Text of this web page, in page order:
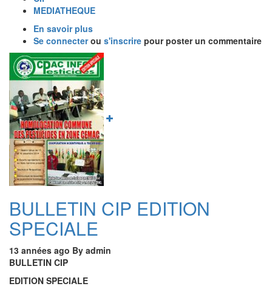
MEDIATHEQUE
En savoir plus
BULLETIN
CIP
N°25
Se connecterou s'inscrire pour poster un commentaire
Image
BULLETIN CIP EDITION
SPECIALE
13 années ago By admin
BULLETIN CIP
EDITION SPECIALE